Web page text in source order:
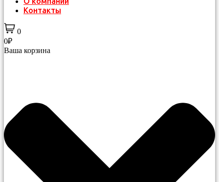
Контакты
0
0₽
Ваша корзина